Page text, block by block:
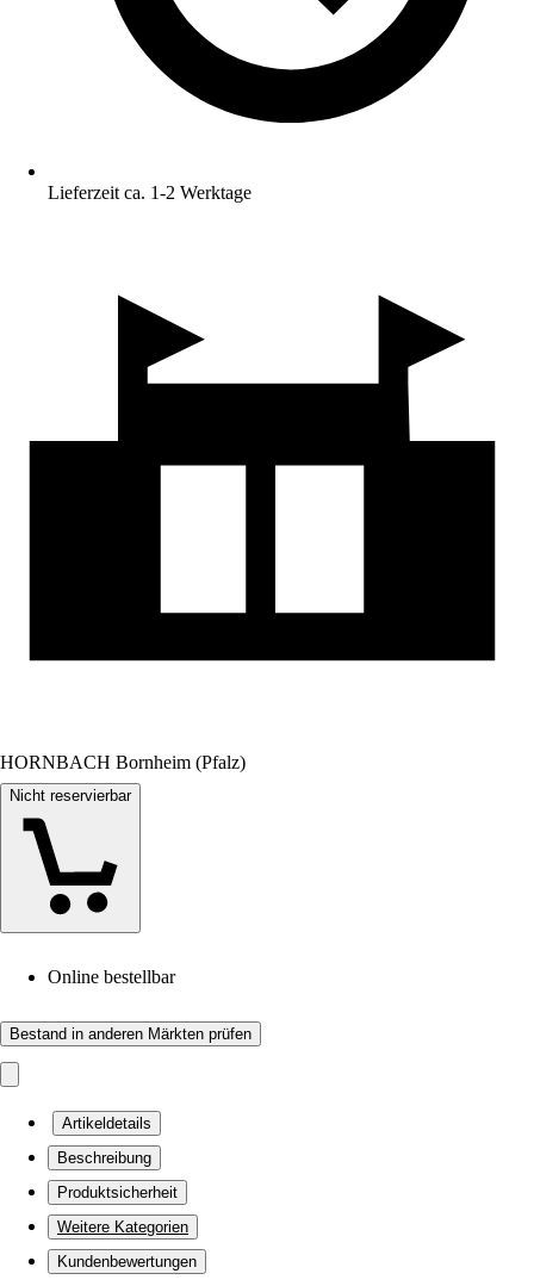
Lieferzeit ca. 1-2 Werktage
HORNBACH Bornheim (Pfalz)
Nicht reservierbar
Online bestellbar
Bestand in anderen Märkten prüfen
Artikeldetails
Beschreibung
Produktsicherheit
Weitere Kategorien
Kundenbewertungen